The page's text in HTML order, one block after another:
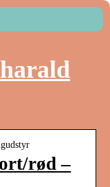
rød –